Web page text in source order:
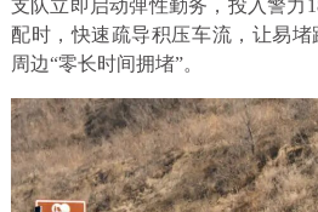
支队立即启动弹性勤务，投入警力
配时，快速疏导积压车流，让易
周边“零长时间拥堵”。